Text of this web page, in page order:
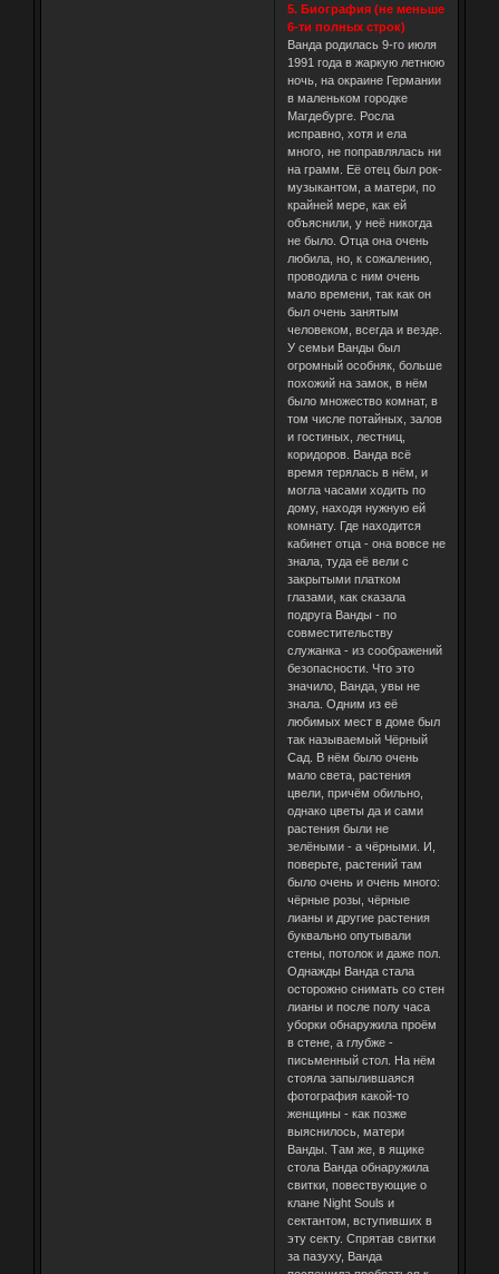
5. Биография (не меньше
6-ти полных строк)
Ванда родилась 9-го июля
1991 года в жаркую летнюю
ночь, на окраине Германии
в маленьком городке
Магдебурге. Росла
исправно, хотя и ела
много, не поправлялась ни
на грамм. Её отец был рок-
музыкантом, а матери, по
крайней мере, как ей
объяснили, у неё никогда
не было. Отца она очень
любила, но, к сожалению,
проводила с ним очень
мало времени, так как он
был очень занятым
человеком, всегда и везде.
У семьи Ванды был
огромный особняк, больше
похожий на замок, в нём
было множество комнат, в
том числе потайных, залов
и гостиных, лестниц,
коридоров. Ванда всё
время терялась в нём, и
могла часами ходить по
дому, находя нужную ей
комнату. Где находится
кабинет отца - она вовсе не
знала, туда её вели с
закрытыми платком
глазами, как сказала
подруга Ванды - по
совместительству
служанка - из соображений
безопасности. Что это
значило, Ванда, увы не
знала. Одним из её
любимых мест в доме был
так называемый Чёрный
Сад. В нём было очень
мало света, растения
цвели, причём обильно,
однако цветы да и сами
растения были не
зелёными - а чёрными. И,
поверьте, растений там
было очень и очень много:
чёрные розы, чёрные
лианы и другие растения
буквально опутывали
стены, потолок и даже пол.
Однажды Ванда стала
осторожно снимать со стен
лианы и после полу часа
уборки обнаружила проём
в стене, а глубже -
письменный стол. На нём
стояла запылившаяся
фотография какой-то
женщины - как позже
выяснилось, матери
Ванды. Там же, в ящике
стола Ванда обнаружила
свитки, повествующие о
клане Night Souls и
сектантом, вступивших в
эту секту. Спрятав свитки
за пазуху, Ванда